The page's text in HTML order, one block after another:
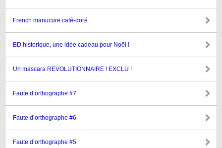
French manucure café-doré
BD historique, une idée cadeau pour Noël !
Un mascara REVOLUTIONNAIRE ! EXCLU !
Faute d’orthographe #7
Faute d’orthographe #6
Faute d’orthographe #5